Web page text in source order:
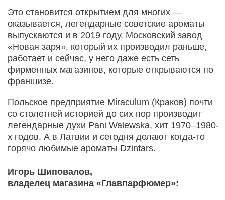
Это становится открытием для многих —
оказывается, легендарные советские ароматы
выпускаются и в 2019 году. Московский завод
«Новая заря», который их производил раньше,
работает и сейчас, у него даже есть сеть
фирменных магазинов, которые открываются по
франшизе.
Польское предприятие Miraculum (Краков) почти
со столетней историей до сих пор производит
легендарные духи Pani Walewska, хит 1970–1980-
х годов. А в Латвии и сегодня делают когда-то
горячо любимые ароматы Dzintars.
Игорь Шиповалов,
владелец магазина «Главпарфюмер»: